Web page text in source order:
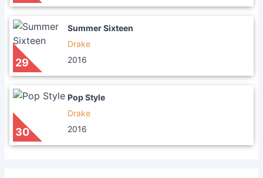
29
Summer Sixteen
Drake
2016
30
Pop Style
Drake
2016